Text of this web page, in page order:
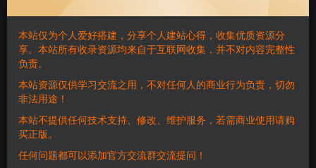
2个月前发布
关注 私信
此内容为付费阅读，请付费后查看
100积分
付费阅读
本站仅为个人爱好搭建，分享个人建站心得，收集优质资源分
享。本站所有收录资源均来自于互联网收集，并不对内容完整性
负责。
本站资源仅供学习交流之用，不对任何人的商业行为负责，切勿
非法用途！
本站不提供任何技术支持、修改、维护服务，若需商业使用请购
买正版。
任何问题都可以添加官方交流群交流提问！